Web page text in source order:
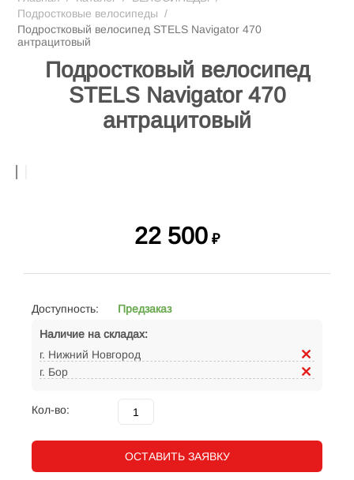
Подростковые велосипеды /
Подростковый велосипед STELS Navigator 470
антрацитовый
Подростковый велосипед
STELS Navigator 470
антрацитовый
22 500 ₽
Доступность:
Предзаказ
Наличие на складах:
г. Нижний Новгород
г. Бор
Кол-во:
ОСТАВИТЬ ЗАЯВКУ